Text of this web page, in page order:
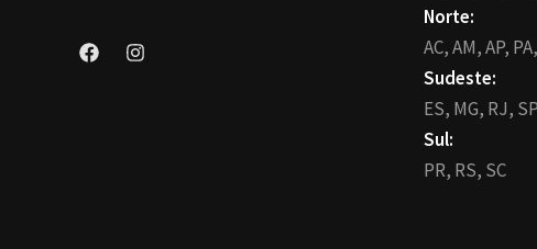
Norte:
AC,AM,AP, PA,
Sudeste:
ES, MG, RJ, SP
Sul:
PR, RS, SC